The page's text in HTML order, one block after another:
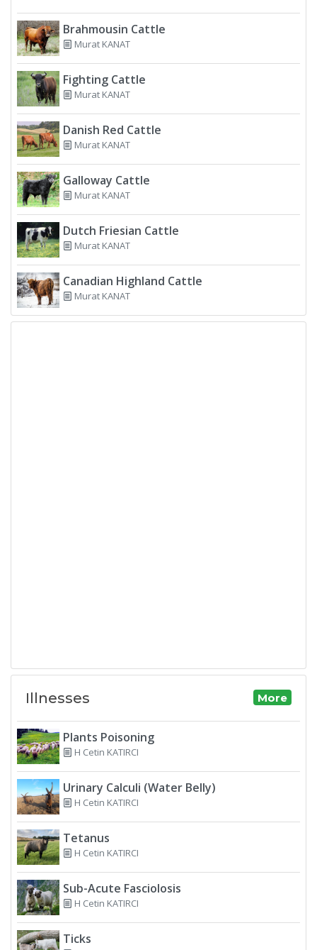
Brahmousin Cattle
Murat KANAT
Fighting Cattle
Murat KANAT
Danish Red Cattle
Murat KANAT
Galloway Cattle
Murat KANAT
Dutch Friesian Cattle
Murat KANAT
Canadian Highland Cattle
Murat KANAT
Illnesses More
Plants Poisoning
H Cetin KATIRCI
Urinary Calculi (Water Belly)
H Cetin KATIRCI
Tetanus
H Cetin KATIRCI
Sub-Acute Fasciolosis
H Cetin KATIRCI
Ticks